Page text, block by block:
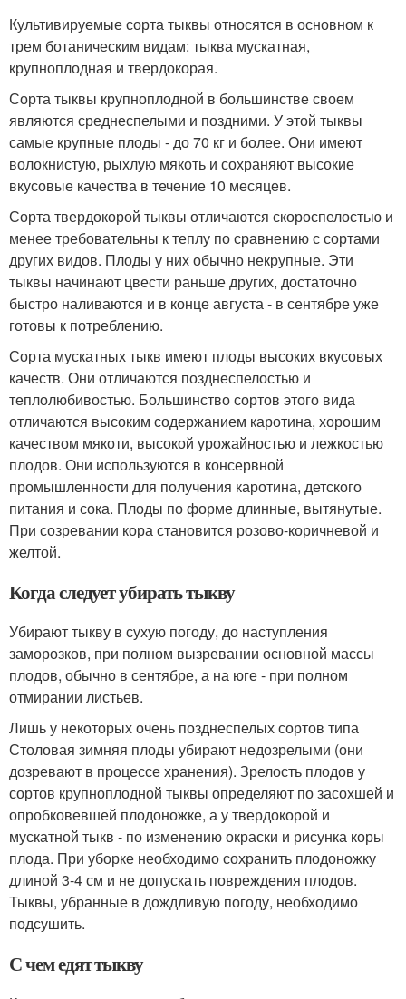
Культивируемые сорта тыквы относятся в основном к
трем ботаническим видам: тыква мускатная,
крупноплодная и твердокорая.
Сорта тыквы крупноплодной в большинстве своем
являются среднеспелыми и поздними. У этой тыквы
самые крупные плоды - до 70 кг и более. Они имеют
волокнистую, рыхлую мякоть и сохраняют высокие
вкусовые качества в течение 10 месяцев.
Сорта твердокорой тыквы отличаются скороспелостью и
менее требовательны к теплу по сравнению с сортами
других видов. Плоды у них обычно некрупные. Эти
тыквы начинают цвести раньше других, достаточно
быстро наливаются и в конце августа - в сентябре уже
готовы к потреблению.
Сорта мускатных тыкв имеют плоды высоких вкусовых
качеств. Они отличаются позднеспелостью и
теплолюбивостью. Большинство сортов этого вида
отличаются высоким содержанием каротина, хорошим
качеством мякоти, высокой урожайностью и лежкостью
плодов. Они используются в консервной
промышленности для получения каротина, детского
питания и сока. Плоды по форме длинные, вытянутые.
При созревании кора становится розово-коричневой и
желтой.
Когда следует убирать тыкву
Убирают тыкву в сухую погоду, до наступления
заморозков, при полном вызревании основной массы
плодов, обычно в сентябре, а на юге - при полном
отмирании листьев.
Лишь у некоторых очень позднеспелых сортов типа
Столовая зимняя плоды убирают недозрелыми (они
дозревают в процессе хранения). Зрелость плодов у
сортов крупноплодной тыквы определяют по засохшей и
опробковевшей плодоножке, а у твердокорой и
мускатной тыкв - по изменению окраски и рисунка коры
плода. При уборке необходимо сохранить плодоножку
длиной 3-4 см и не допускать повреждения плодов.
Тыквы, убранные в дождливую погоду, необходимо
подсушить.
С чем едят тыкву